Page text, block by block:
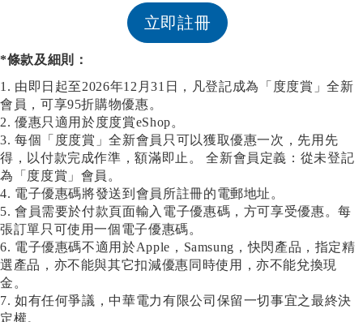
立即註冊
*條款及細則：
1. 由即日起至2026年12月31日，凡登記成為「度度賞」全新
會員，可享95折購物優惠。
2. 優惠只適用於度度賞eShop。
3. 每個「度度賞」全新會員只可以獲取優惠一次，先用先
得，以付款完成作準，額滿即止。 全新會員定義：從未登記
為「度度賞」會員。
4. 電子優惠碼將發送到會員所註冊的電郵地址。
5. 會員需要於付款頁面輸入電子優惠碼，方可享受優惠。每
張訂單只可使用一個電子優惠碼。
6. 電子優惠碼不適用於Apple，Samsung，快閃產品，指定精
選產品，亦不能與其它扣減優惠同時使用，亦不能兌換現
金。
7. 如有任何爭議，中華電力有限公司保留一切事宜之最終決
定權。